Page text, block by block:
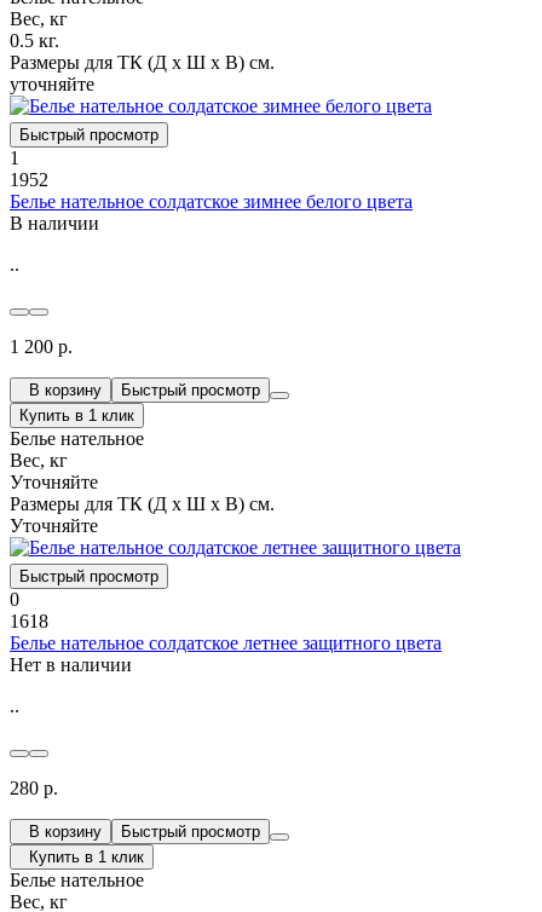
Вес, кг
0.5 кг.
Размеры для ТК (Д х Ш х В) см.
уточняйте
Быстрый просмотр
1
1952
Белье нательное солдатское зимнее белого цвета
В наличии
..
1 200 р.
В корзину
Быстрый просмотр
Купить в 1 клик
Белье нательное
Вес, кг
Уточняйте
Размеры для ТК (Д х Ш х В) см.
Уточняйте
Быстрый просмотр
0
1618
Белье нательное солдатское летнее защитного цвета
Нет в наличии
..
280 р.
В корзину
Быстрый просмотр
Купить в 1 клик
Белье нательное
Вес, кг